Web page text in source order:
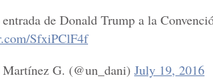
de Donald Trump a la
SfxiPClF4f
G. (@un_dani) July 19, 2016